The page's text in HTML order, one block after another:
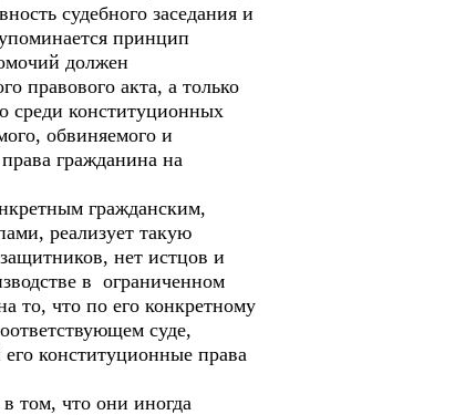
судебного заседания и
принцип
должен
правового акта, а только
среди конституционных
обвиняемого и
гражданина на
гражданским,
реализует такую
нет истцов и
в ограниченном
то, что по его конкретному
суде,
конституционные права
том, что они иногда